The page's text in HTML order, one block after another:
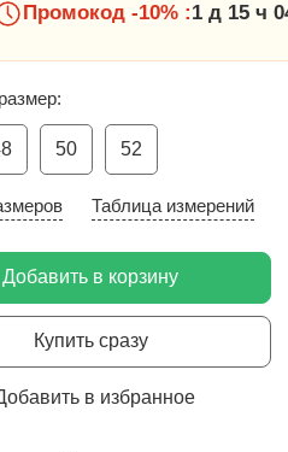
Промокод -10% :1 д 15 ч
50 52
Таблица измерений
Добавить в корзину
Купить сразу
в избранное